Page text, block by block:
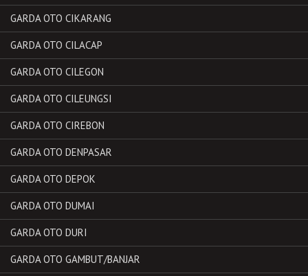
GARDA OTO CIKARANG
GARDA OTO CILACAP
GARDA OTO CILEGON
GARDA OTO CILEUNGSI
GARDA OTO CIREBON
GARDA OTO DENPASAR
GARDA OTO DEPOK
GARDA OTO DUMAI
GARDA OTO DURI
GARDA OTO GAMBUT/BANJAR